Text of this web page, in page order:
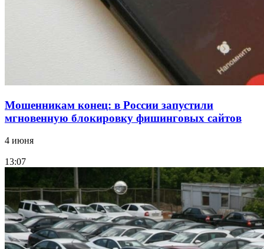
Мошенникам конец: в России запустили
мгновенную блокировку фишинговых сайтов
4 июня
13:07